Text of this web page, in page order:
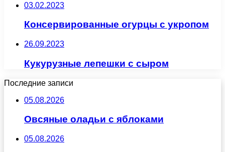
03.02.2023
Консервированные огурцы с укропом
26.09.2023
Кукурузные лепешки с сыром
Последние записи
05.08.2026
Овсяные оладьи с яблоками
05.08.2026